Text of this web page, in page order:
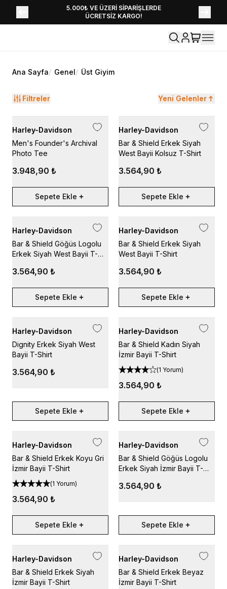
5.000₺ VE ÜZERİ SİPARİŞLERDE
ÜCRETSİZ KARGO!
YENİ SEZON KOLEKSİYONU EKLENDİ,
HEMEN KEŞFET!
Ana Sayfa/ Genel/ Üst Giyim
Filtreler Yeni Gelenler
Harley-Davidson
Men's Founder's Archival
Photo Tee
3.948,90 ₺
Sepete Ekle
Harley-Davidson
Bar & Shield Erkek Siyah
West Bayii Kolsuz T-Shirt
3.564,90 ₺
Sepete Ekle
Harley-Davidson
Bar & Shield Göğüs Logolu
Erkek Siyah West Bayii T-
3.564,90 ₺
Sepete Ekle
Harley-Davidson
Bar & Shield Erkek Siyah
West Bayii T-Shirt
3.564,90 ₺
Sepete Ekle
Harley-Davidson
Dignity Erkek Siyah West
Bayii T-Shirt
3.564,90 ₺
Sepete Ekle
Harley-Davidson
Bar & Shield Kadın Siyah
İzmir Bayii T-Shirt
(1 Yorum)
3.564,90 ₺
Sepete Ekle
Harley-Davidson
Bar & Shield Erkek Koyu Gri
İzmir Bayii T-Shirt
(1 Yorum)
3.564,90 ₺
Sepete Ekle
Harley-Davidson
Bar & Shield Göğüs Logolu
Erkek Siyah İzmir Bayii T-
3.564,90 ₺
Sepete Ekle
Harley-Davidson
Bar & Shield Erkek Siyah
İzmir Bayii T-Shirt
Harley-Davidson
Bar & Shield Erkek Beyaz
İzmir Bayii T-Shirt